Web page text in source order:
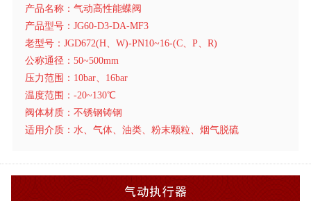
产品名称：气动高性能蝶阀
产品型号：JG60-D3-DA-MF3
老型号：JGD672(H、W)-PN10~16-(C、P、R)
公称通径：50~500mm
压力范围：10bar、16bar
温度范围：-20~130℃
阀体材质：不锈钢铸钢
适用介质： 水、气体、油类、粉末颗粒、烟气脱硫